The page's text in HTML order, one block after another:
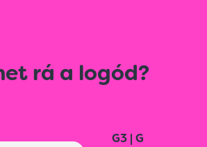
rá a logód?
G3 | G